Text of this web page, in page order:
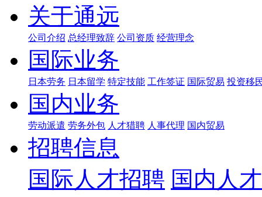
关于通远
公司介绍 总经理致辞 公司资质 经营理念
国际业务
日本劳务 日本留学 特定技能 工作签证 国际贸易 投资移
国内业务
劳动派遣 劳务外包 人才猎聘 人事代理 国内贸易
招聘信息
国际人才招聘 国内人